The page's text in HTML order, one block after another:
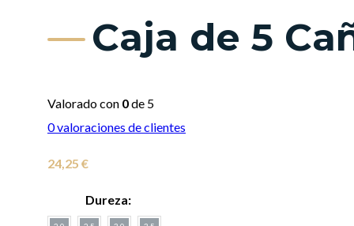
Caja de 5
Valorado con 0de 5
0valoraciones de clientes
24,25 €
Dureza: